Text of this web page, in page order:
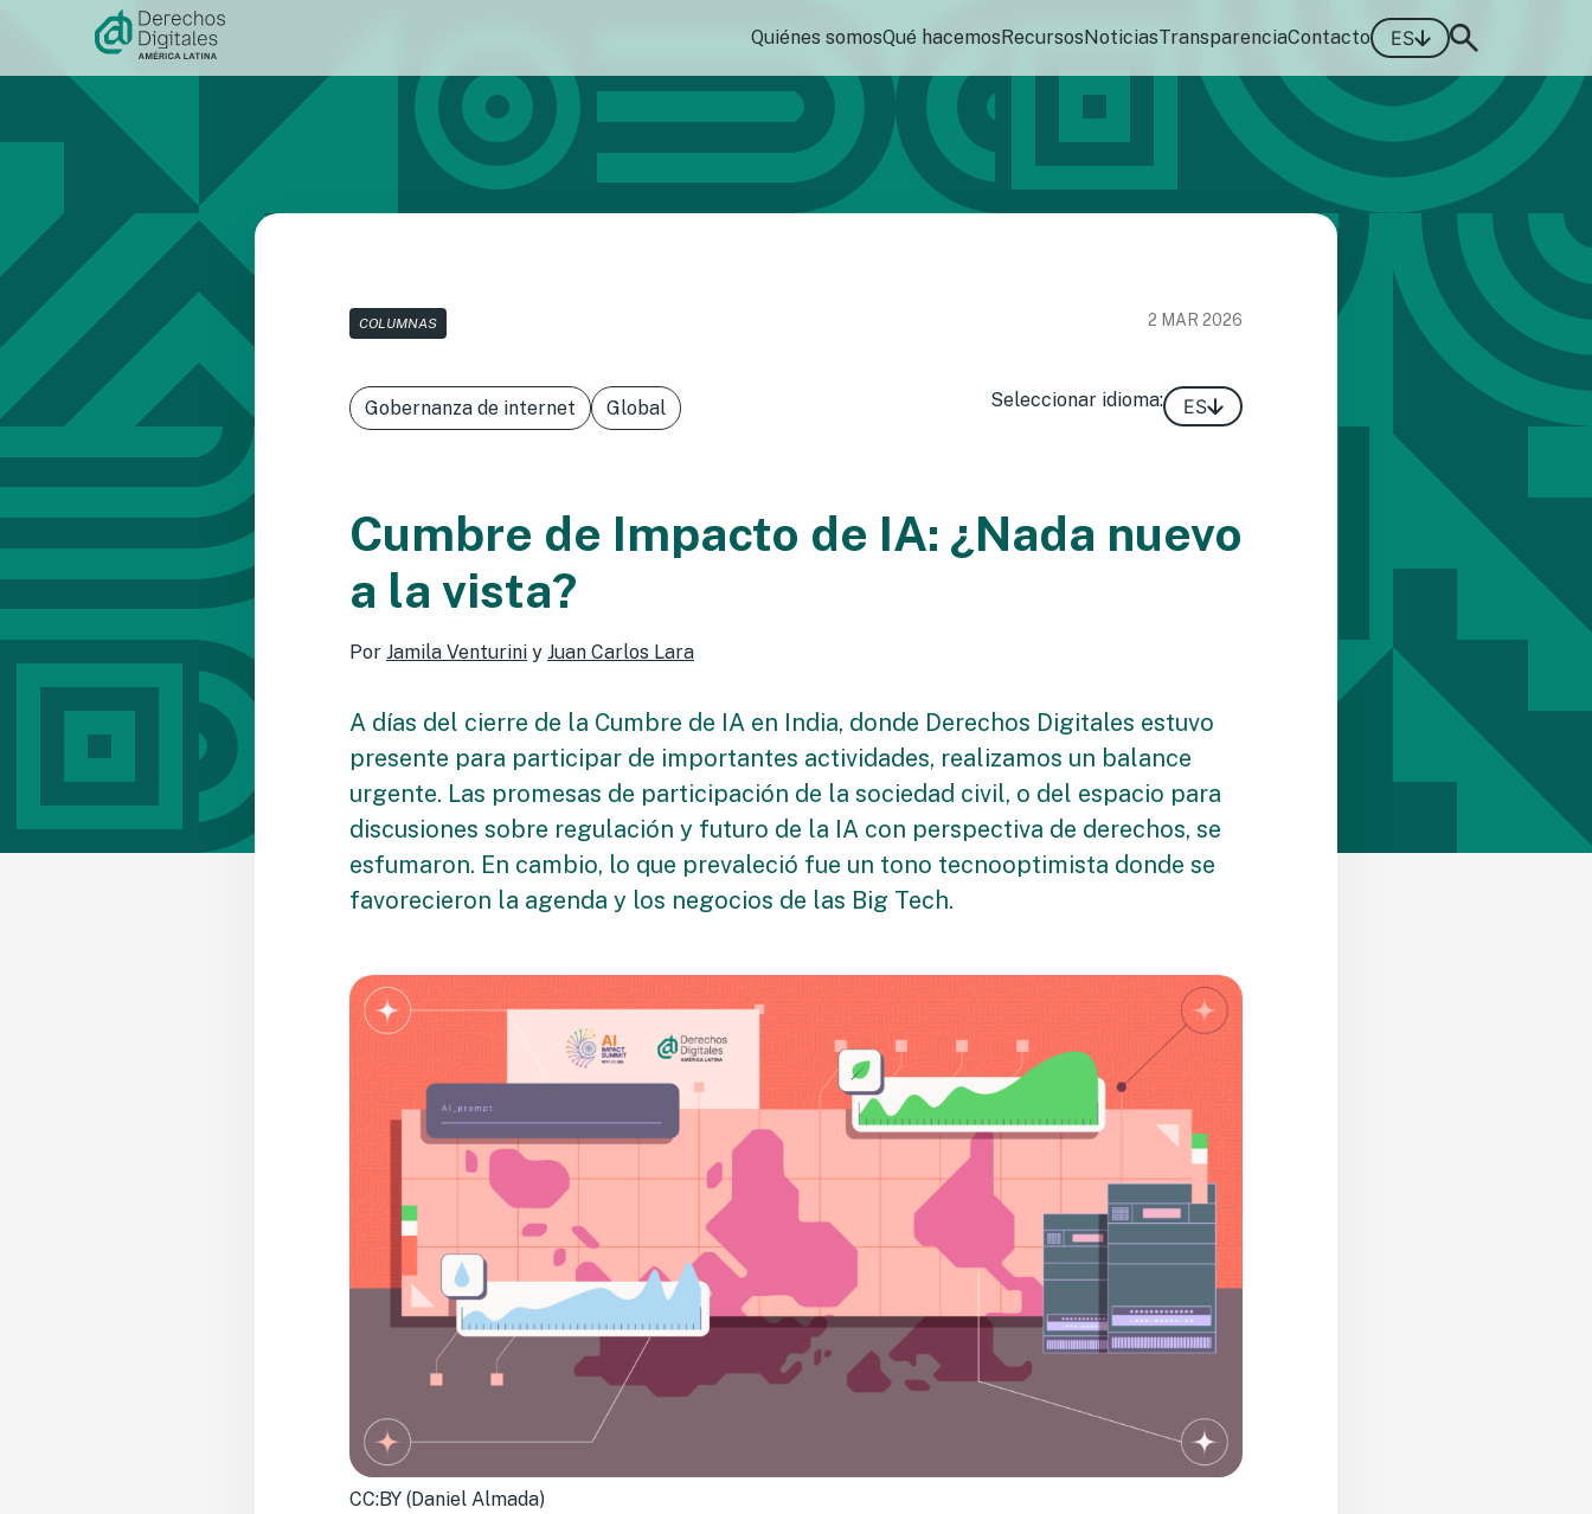
contenido
Quiénes somosQué hacemosRecursosNoticiasTransparenciaContacto ES
COLUMNAS 2 MAR 2026
Gobernanza de internet Global Seleccionar idioma: ES
Cumbre de Impacto de IA: ¿Nada nuevo
a la vista?
Por Jamila Venturini y Juan Carlos Lara
A días del cierre de la Cumbre de IA en India, donde Derechos Digitales estuvo
presente para participar de importantes actividades, realizamos un balance
urgente. Las promesas de participación de la sociedad civil, o del espacio para
discusiones sobre regulación y futuro de la IA con perspectiva de derechos, se
esfumaron. En cambio, lo que prevaleció fue un tono tecnooptimista donde se
favorecieron la agenda y los negocios de las Big Tech.
CC:BY (Daniel Almada)